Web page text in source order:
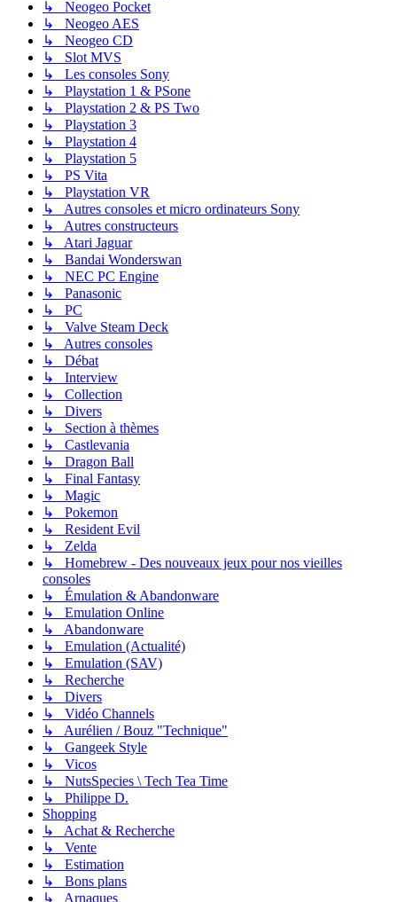
↳ Neogeo Pocket
↳ Neogeo AES
↳ Neogeo CD
↳ Slot MVS
↳ Les consoles Sony
↳ Playstation 1 & PSone
↳ Playstation 2 & PS Two
↳ Playstation 3
↳ Playstation 4
↳ Playstation 5
↳ PS Vita
↳ Playstation VR
↳ Autres consoles et micro ordinateurs Sony
↳ Autres constructeurs
↳ Atari Jaguar
↳ Bandai Wonderswan
↳ NEC PC Engine
↳ Panasonic
↳ PC
↳ Valve Steam Deck
↳ Autres consoles
↳ Débat
↳ Interview
↳ Collection
↳ Divers
↳ Section à thèmes
↳ Castlevania
↳ Dragon Ball
↳ Final Fantasy
↳ Magic
↳ Pokemon
↳ Resident Evil
↳ Zelda
↳ Homebrew - Des nouveaux jeux pour nos vieilles
consoles
↳ Émulation & Abandonware
↳ Emulation Online
↳ Abandonware
↳ Emulation (Actualité)
↳ Emulation (SAV)
↳ Recherche
↳ Divers
↳ Vidéo Channels
↳ Aurélien / Bouz "Technique"
↳ Gangeek Style
↳ Vicos
↳ NutsSpecies \ Tech Tea Time
↳ Philippe D.
Shopping
↳ Achat & Recherche
↳ Vente
↳ Estimation
↳ Bons plans
↳ Arnaques